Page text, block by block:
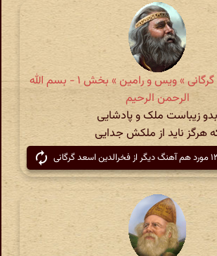
فخرالدین اسعد گرگانی » ویس و رامین » بخش ۱ - بسم الله
الرحمن الرحیم
بدو زیباست ملک و پادشایی
هرگز ناید از ملکش جدایی